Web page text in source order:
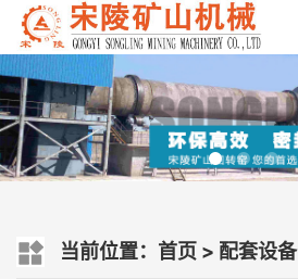
当前位置： 首页 > 配套设备